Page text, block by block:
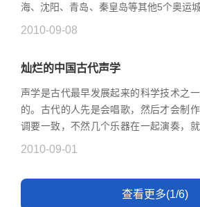
海、沈阳、青岛、秦皇岛等其他5个奥运
深圳，都将在奥运会期间开播免费的高
2010-09-08
灿烂的中国古代声学
声学是古代最早发展起来的科学技术之
的。古代的人先是会唱歌，然后才会制
调要一致，不然几个乐器在一起演奏，就
现，高音和低音之间要有一定得关系，
2010-09-01
查看更多(1/6)